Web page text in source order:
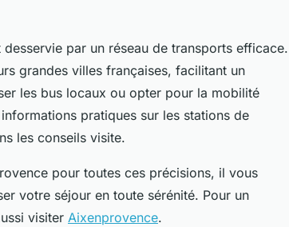
par un réseau de transports efficace.
grandes villes françaises, facilitant un
les bus locaux ou opter pour la mobilité
pratiques sur les stations de
les conseils visite.
pour toutes ces précisions, il vous
votre séjour en toute sérénité. Pour un
visiter Aixenprovence.